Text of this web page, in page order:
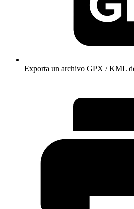
Exporta un archivo GPX / KML